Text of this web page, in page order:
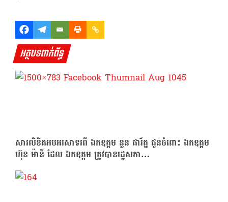
អត្ថបទពាក់ព័ន្ធ
សារលិខិតអបអរសាទរពី ឯកឧត្តម នួន ផារ័ត្ន ជូនចំពោះ ឯកឧត្តម
ហ៊ុន ម៉ានី ដែល ឯកឧត្តម ត្រូវបានរដ្ឋសភា…